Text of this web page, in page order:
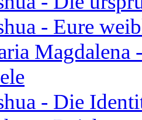
- Eure
Magdalena
- Die